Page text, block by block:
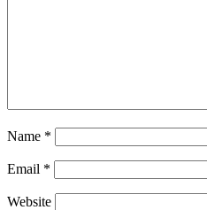
Name *
Email *
Website